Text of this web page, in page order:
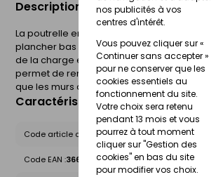
nos publicités à vos
centres d'intérêt.
Vous pouvez cliquer sur «
Continuer sans accepter »
pour ne conserver que les
cookies essentiels au
fonctionnement du site.
Votre choix sera retenu
pendant 13 mois et vous
pourrez à tout moment
cliquer sur "Gestion des
cookies" en bas du site
pour modifier vos choix.
Description du produit
La poutrelle en béton précontraint permet
plancher bas 13+4 sans étais sur vide
de la charge est réparti sur les appuis de
permet de remplacer les éléments
que les murs de refend.
Caractéristiques du produit
Code article chez le fournisseur :27481
Code EAN :3660073274813